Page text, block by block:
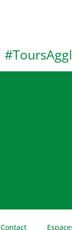
Contact